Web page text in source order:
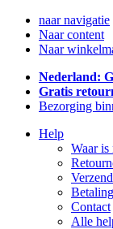
naar navigatie
Naar content
Naar
Nederland:
Gratis
Bezorging
Help
Waar is
Contact
Alle